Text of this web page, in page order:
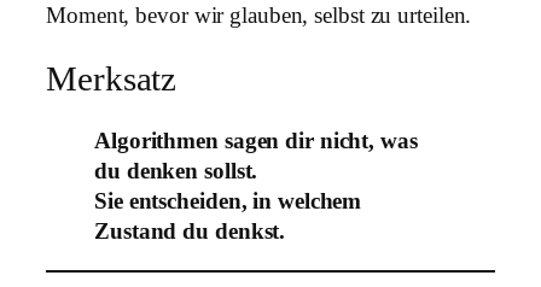
Moment, bevor wir glauben, selbst zu urteilen.
Merksatz
Algorithmen sagen dir nicht, was
du denken sollst.
Sie entscheiden, in welchem
Zustand du denkst.